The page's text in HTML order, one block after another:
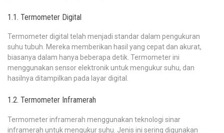
1.1. Termometer Digital
Termometer digital telah menjadi standar dalam pengukuran
suhu tubuh. Mereka memberikan hasil yang cepat dan akurat,
biasanya dalam hanya beberapa detik. Termometer ini
menggunakan sensor elektronik untuk mengukur suhu, dan
hasilnya ditampilkan pada layar digital.
1.2. Termometer Inframerah
Termometer inframerah menggunakan teknologi sinar
inframerah untuk mengukur suhu. Jenis ini sering digunakan